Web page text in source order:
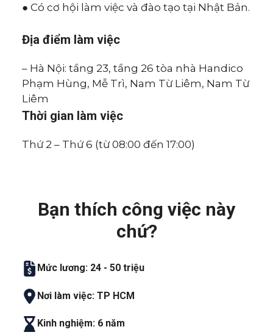
● Có cơ hội làm việc và đào tạo tại Nhật Bản.
Địa điểm làm việc
– Hà Nội: tầng 23, tầng 26 tòa nhà Handico
Phạm Hùng, Mễ Trì, Nam Từ Liêm, Nam Từ
Liêm
Thời gian làm việc
Thứ 2 – Thứ 6 (từ 08:00 đến 17:00)
Bạn thích công việc này
chứ?
Mức lương: 24 - 50 triệu
Nơi làm việc: TP HCM
Kinh nghiệm: 6 năm